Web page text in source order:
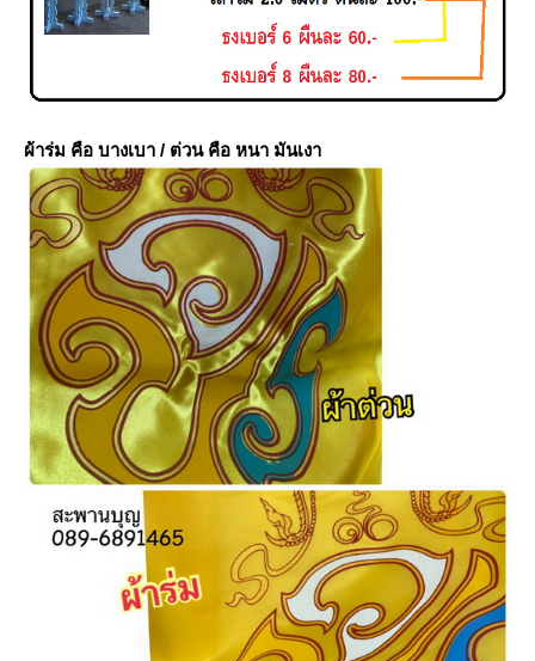
ผ้าร่ม คือ บางเบา / ต่วน คือ หนา มันเงา